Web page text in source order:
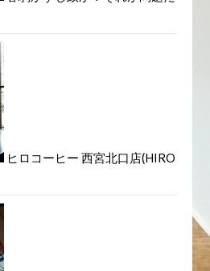
ヒロコーヒー 西宮北口店(HIRO